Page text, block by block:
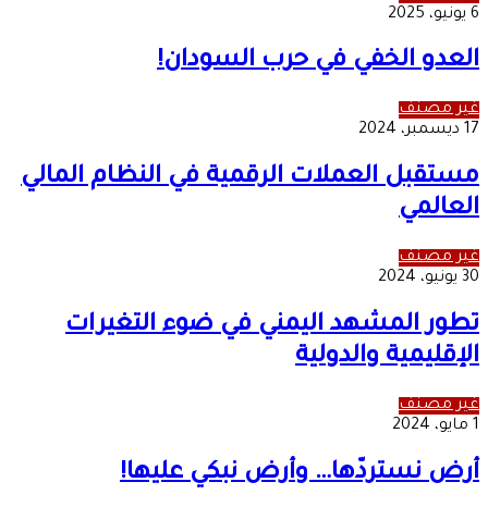
6 يونيو، 2025
العدو الخفي في حرب السودان!
غير مصنف
17 ديسمبر، 2024
مستقبل العملات الرقمية في النظام المالي
العالمي
غير مصنف
30 يونيو، 2024
تطور المشهد اليمني في ضوء التغيرات
الإقليمية والدولية
غير مصنف
1 مايو، 2024
أرض نستردّها… وأرض نبكي عليها!